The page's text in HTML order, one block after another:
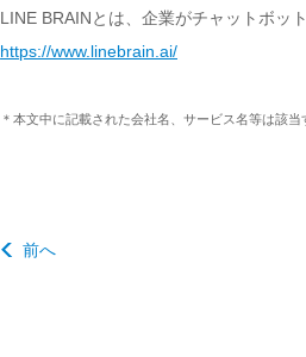
LINE BRAINとは、企業がチャットボッ
https://www.linebrain.ai/
＊本文中に記載された会社名、サービス名等は該当
前へ